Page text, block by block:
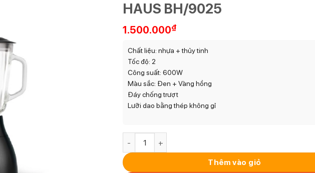
HAUS BH/9025
1.500.000₫
Chất liệu: nhựa + thủy tinh
Tốc độ: 2
Công suất: 600W
Màu sắc: Đen + Vàng hồng
Đáy chống trượt
Lưỡi dao bằng thép không gỉ
Thêm vào giỏ